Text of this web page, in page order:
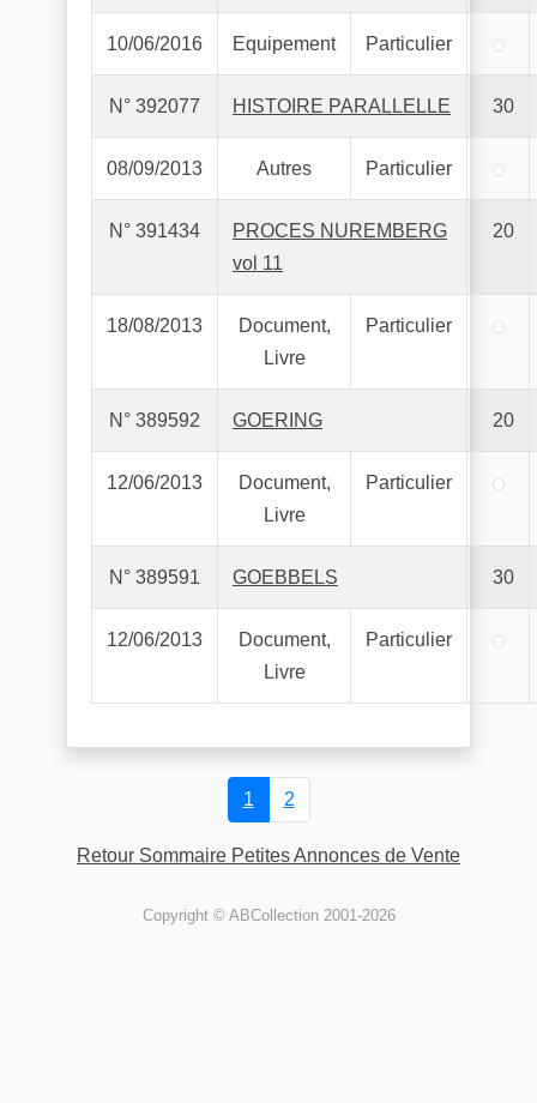
10/06/2016 Equipement Particulier
N° 392077 HISTOIRE PARALLELLE 30
08/09/2013 Autres Particulier
N° 391434
PROCES NUREMBERG
vol 11
20
18/08/2013
Document,
Livre
Particulier
N° 389592 GOERING 20
12/06/2013
Document,
Livre
Particulier
N° 389591 GOEBBELS 30
12/06/2013
Document,
Livre
Particulier
1 2
Retour Sommaire Petites Annonces de Vente
Copyright © ABCollection 2001-2026